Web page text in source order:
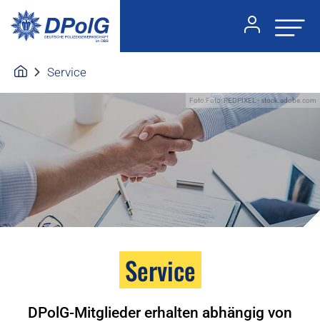
Service
Foto:Foto: REDPIXEL - stock.adobe.com
Service
DPolG-Mitglieder erhalten abhängig von